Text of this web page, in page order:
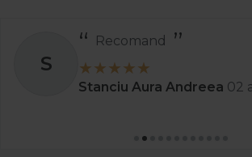
S
Recomand
Stanciu Aura Andreea 02